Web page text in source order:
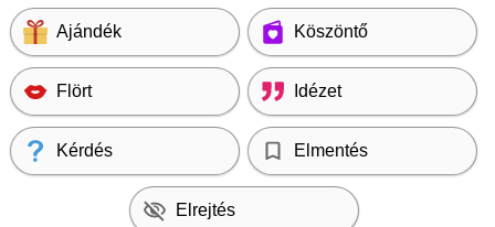
Ajándék Köszöntő
Flört Idézet
Kérdés Elmentés
Elrejtés